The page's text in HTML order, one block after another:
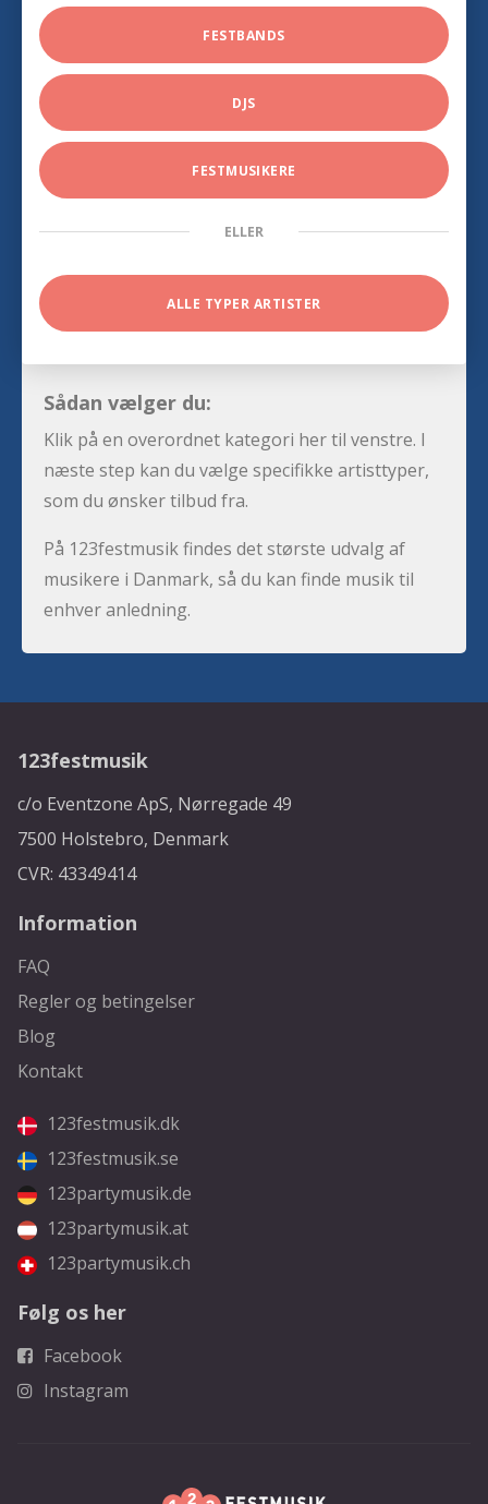
FESTBANDS
DJS
FESTMUSIKERE
ELLER
ALLE TYPER ARTISTER
Sådan vælger du:
Klik på en overordnet kategori her til venstre. I
næste step kan du vælge specifikke artisttyper,
som du ønsker tilbud fra.
På 123festmusik findes det største udvalg af
musikere i Danmark, så du kan finde musik til
enhver anledning.
123festmusik
c/o Eventzone ApS, Nørregade 49
7500 Holstebro, Denmark
CVR: 43349414
Information
FAQ
Regler og betingelser
Blog
Kontakt
123festmusik.dk
123festmusik.se
123partymusik.de
123partymusik.at
123partymusik.ch
Følg os her
Facebook
Instagram